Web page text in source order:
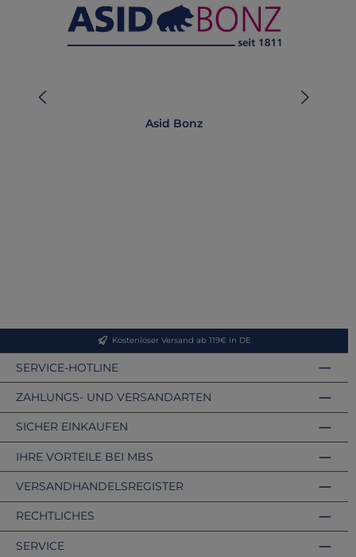
Asid Bonz
Kostenloser Versand ab 119€ in DE
SERVICE-HOTLINE
ZAHLUNGS- UND VERSANDARTEN
VERSANDHANDELSREGISTER
SICHER EINKAUFEN
IHRE VORTEILE BEI MBS
RECHTLICHES
SERVICE